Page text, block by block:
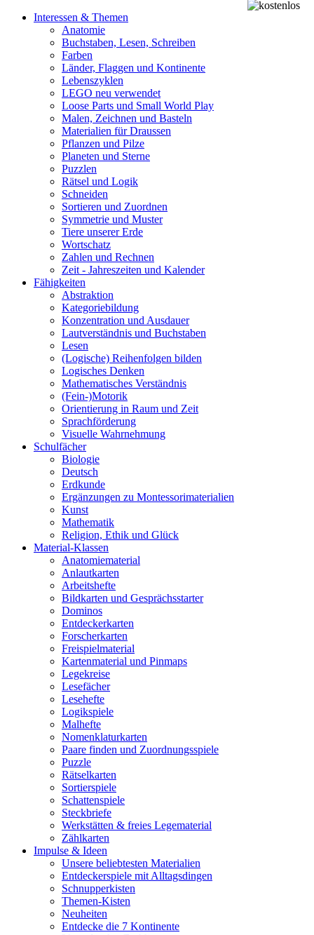
Interessen & Themen
Anatomie
Buchstaben, Lesen, Schreiben
Farben
Länder, Flaggen und Kontinente
Lebenszyklen
LEGO neu verwendet
Loose Parts und Small World Play
Malen, Zeichnen und Basteln
Materialien für Draussen
Pflanzen und Pilze
Planeten und Sterne
Puzzlen
Rätsel und Logik
Schneiden
Sortieren und Zuordnen
Symmetrie und Muster
Tiere unserer Erde
Wortschatz
Zahlen und Rechnen
Zeit - Jahreszeiten und Kalender
Fähigkeiten
Abstraktion
Kategoriebildung
Konzentration und Ausdauer
Lautverständnis und Buchstaben
Lesen
(Logische) Reihenfolgen bilden
Logisches Denken
Mathematisches Verständnis
(Fein-)Motorik
Orientierung in Raum und Zeit
Sprachförderung
Visuelle Wahrnehmung
Schulfächer
Biologie
Deutsch
Erdkunde
Ergänzungen zu Montessorimaterialien
Kunst
Mathematik
Religion, Ethik und Glück
Material-Klassen
Anatomiematerial
Anlautkarten
Arbeitshefte
Bildkarten und Gesprächsstarter
Dominos
Entdeckerkarten
Forscherkarten
Freispielmaterial
Kartenmaterial und Pinmaps
Legekreise
Lesefächer
Lesehefte
Logikspiele
Malhefte
Nomenklaturkarten
Paare finden und Zuordnungsspiele
Puzzle
Rätselkarten
Sortierspiele
Schattenspiele
Steckbriefe
Werkstätten & freies Legematerial
Zählkarten
Impulse & Ideen
Unsere beliebtesten Materialien
Entdeckerspiele mit Alltagsdingen
Schnupperkisten
Themen-Kisten
Neuheiten
Entdecke die 7 Kontinente